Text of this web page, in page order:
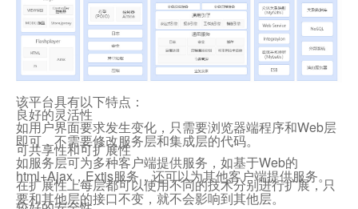
该平台具有以下特点：
良好的灵活性
如用户界面要求发生变化，只需要浏览器端程序和Web层
即可，不需要修改服务层和集成层的代码。
可共享性和可扩展性
如服务层可为多种客户端提供服务，如基于Web的
html+Ajax，Extjs服务，还可以为其他客户端提供服务。
在扩展性上每层都可以使用不同的技术分别进行扩展，只
要和其他层的接口不变，就不会影响到其他层。